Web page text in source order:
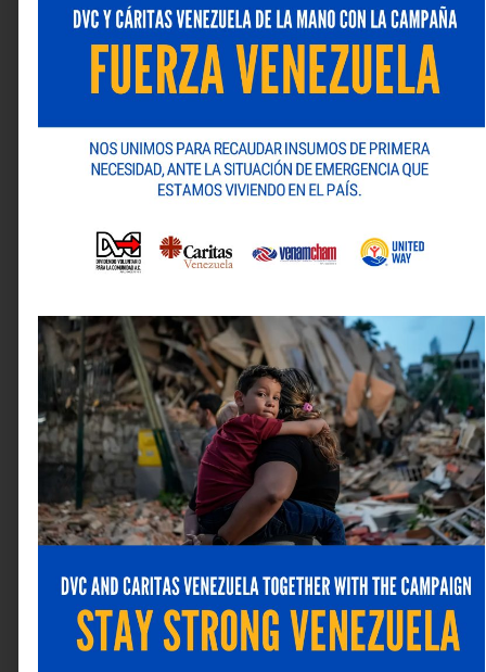
Correo electrónico*
Guarda mi nombre, correo electrónico y web en este
navegador para la próxima vez que comente.
Alternative:
ANTERIOR
Transformando la complejidad del legado en eficiencia y resiliencia en tiempo real a través de RISE with SAP
SIGUIENTE
Venevisión Play ganó como la mejor aplicación móvil en los Premios P&M
Última revista